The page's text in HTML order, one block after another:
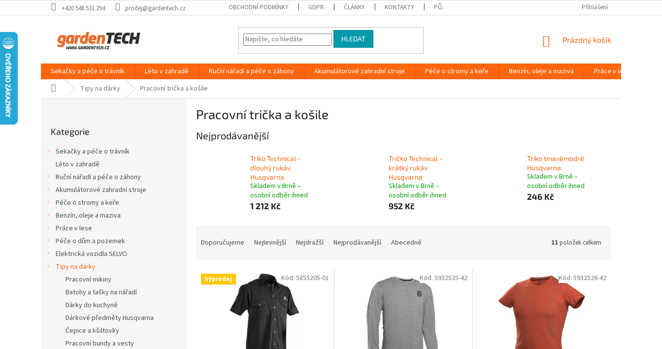
na
+420 548 531 294 prodej@gardentech.cz OBCHODNÍ PODMÍNKY GDPR ČLÁNKY KONTAKTY PŮJČOVNA ZAHRADNÍ TECHNIKY BRNO SLOVNÍK POJMŮ
Přihlášení
HLEDAT
NÁKUPNÍ
Prázdný košík
Sekačky a péče o trávník Léto v zahradě Ruční nářadí a péče o záhony Akumulátorové zahradní stroje Péče o stromy a keře Benzín, oleje a maziva Práce v lese
Domů Tipy na dárky Pracovní trička a košile
kategorie
Kategorie
Sekačky a péče o trávník
Léto v zahradě
Ruční nářadí a péče o záhony
Akumulátorové zahradní stroje
Péče o stromy a keře
Benzín, oleje a maziva
Práce v lese
Péče o dům a pozemek
Elektrická vozidla SELVO
Tipy na dárky
Pracovní mikiny
Batohy a tašky na nářadí
Dárky do kuchyně
Dárkové předměty Husqvarna
Čepice a kšiltovky
Pracovní bundy a vesty
Pracovní trička a košile
Nejprodávanější
Triko Technical -
dlouhý rukáv
Husqvarna
Skladem v Brně –
osobní odběr ihned
1 212 Kč
Tričko Technical -
krátký rukáv
Husqvarna
Skladem v Brně –
osobní odběr ihned
952 Kč
Triko tmavěmodré
Husqvarna
Skladem v Brně –
osobní odběr ihned
246 Kč
n
Doporučujeme Nejlevnější Nejdražší Nejprodávanější Abecedně 11 položek celkem
V Výprodej Kód: 5855205-01 Kód: 5932535-42 Kód: 5932526-42